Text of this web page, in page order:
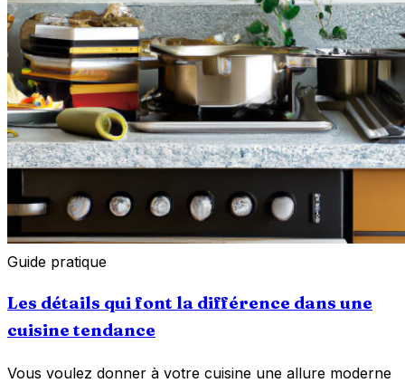
Guide pratique
Les détails qui font la différence dans une
cuisine tendance
Vous voulez donner à votre cuisine une allure moderne